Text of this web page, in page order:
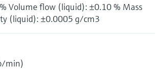
Volume flow (liquid): ±0.10 % Mass
(liquid): ±0.0005 g/cm3
min)